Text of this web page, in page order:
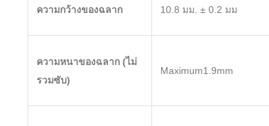
ความกว้างของฉลาก 10.8 มม. ± 0.2 มม
ความหนาของฉลาก (ไม่
รวมซับ)
Maximum1.9mm